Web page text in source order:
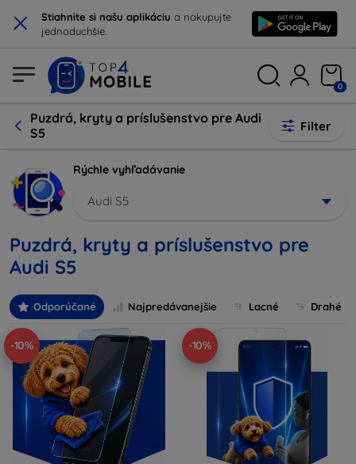
× Stiahnite si našu aplikáciu a nakupujte
jednoduchšie.
0
Puzdrá, kryty a príslušenstvo pre Audi
S5
Filter
Rýchle vyhľadávanie
Audi S5
Puzdrá, kryty a príslušenstvo pre
Audi S5
Odporúčané Najpredávanejšie Lacné Drahé
-10% -10%